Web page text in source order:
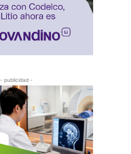
- publicidad -